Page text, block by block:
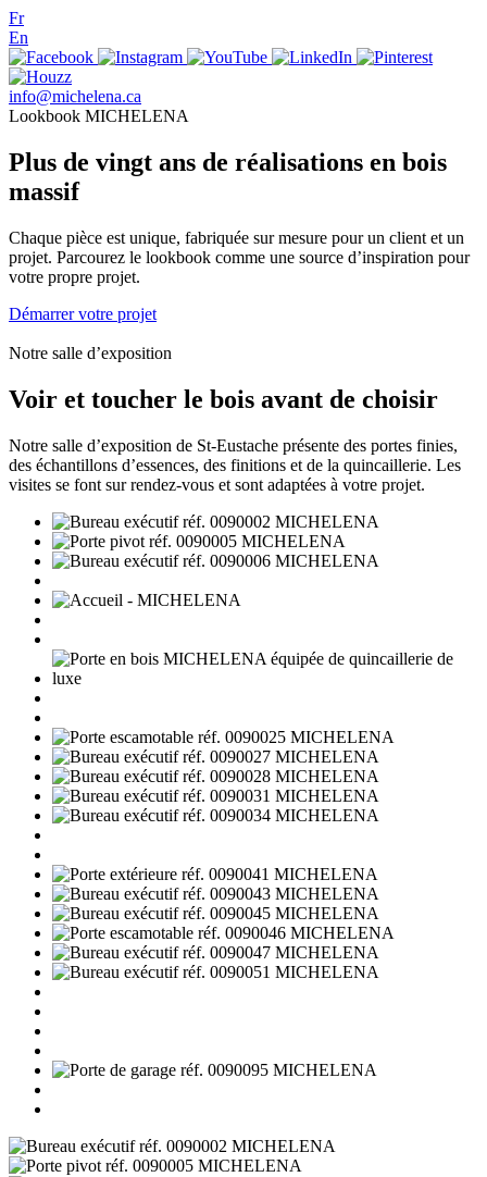
Fr
En
info@michelena.ca
Lookbook MICHELENA
Plus de vingt ans de réalisations en bois
massif
Chaque pièce est unique, fabriquée sur mesure pour un client et un
projet. Parcourez le lookbook comme une source d’inspiration pour
votre propre projet.
Démarrer votre projet
Notre salle d’exposition
Voir et toucher le bois avant de choisir
Notre salle d’exposition de St-Eustache présente des portes finies,
des échantillons d’essences, des finitions et de la quincaillerie. Les
visites se font sur rendez-vous et sont adaptées à votre projet.